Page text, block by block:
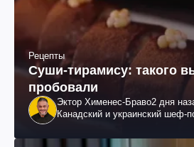
Рецепты
Суши-тирамису: такого
пробовали
Эктор Хименес-Браво2 дня
Канадский и украинский шеф-